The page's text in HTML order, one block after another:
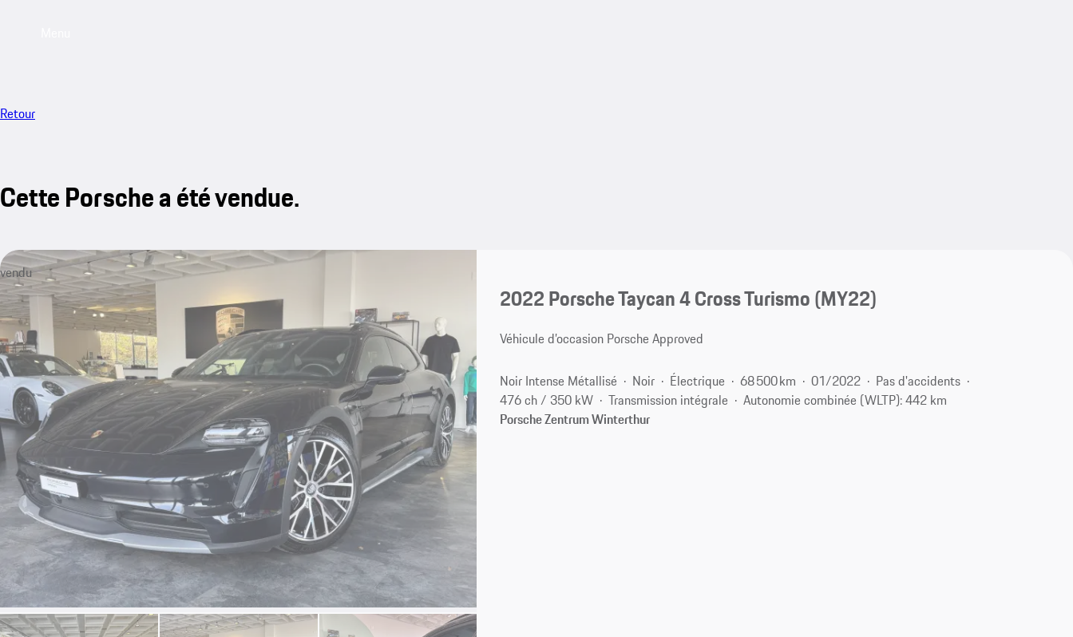
Retour
Cette Porsche a été vendue.
vendu
2022 Porsche Taycan 4 Cross Turismo (MY22)
Véhicule d’occasion Porsche Approved
Noir Intense Métallisé Noir Électrique 68 500 km 01/2022
Pas d'accidents
476 ch / 350 kW
Transmission intégrale
Autonomie combinée (WLTP): 442 km
Porsche Zentrum Winterthur